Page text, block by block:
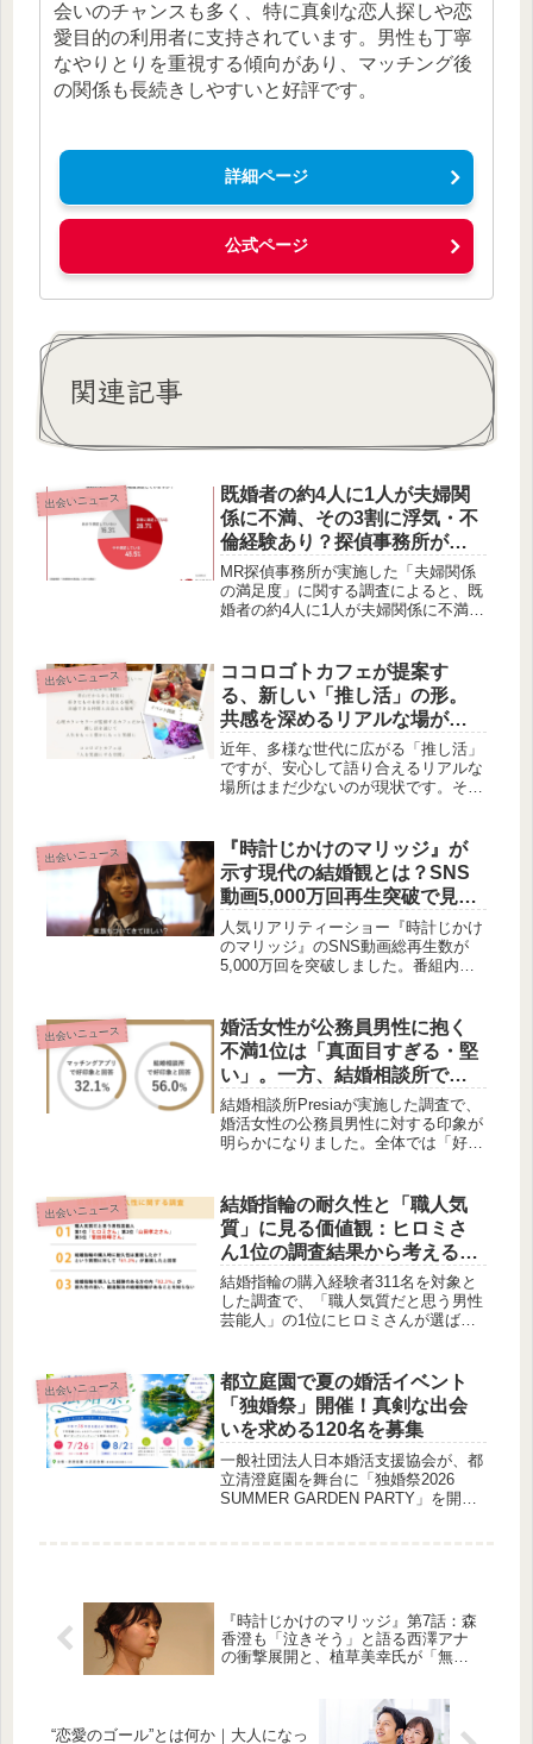
会いのチャンスも多く、特に真剣な恋人探しや恋
愛目的の利用者に支持されています。男性も丁寧
なやりとりを重視する傾向があり、マッチング後
の関係も長続きしやすいと好評です。
詳細ページ
公式ページ
関連記事
出会いニュース
既婚者の約4人に1人が夫婦関
係に不満、その3割に浮気・不
倫経験あり？探偵事務所が調
査結果を発表
MR探偵事務所が実施した「夫婦関係
の満足度」に関する調査によると、既
婚者の約4人に1人が夫婦関係に不満を
間のコミュニケーションやスキンシッ
プの重要性について考察します。
出会いニュース
ココロゴトカフェが提案す
る、新しい「推し活」の形。
共感を深めるリアルな場が誕
生
近年、多様な世代に広がる「推し活」
ですが、安心して語り合えるリアルな
場所はまだ少ないのが現状です。そん
ち合える新しいコミュニティを提供し
ます。貸切利用からオリジナルメニュ
ーまで、充実したサポートで、あなた
の推し活をより豊かにする提案です。
出会いニュース
『時計じかけのマリッジ』が
示す現代の結婚観とは？SNS
動画5,000万回再生突破で見え
てきた夫婦の選択
人気リアリティーショー『時計じかけ
のマリッジ』のSNS動画総再生数が
5,000万回を突破しました。番組内で
り合わせに関する現代の多様な考え方
が浮き彫りになっています。
出会いニュース
婚活女性が公務員男性に抱く
不満1位は「真面目すぎる・堅
い」。一方、結婚相談所では
好印象率56.0%――マッチング
アプリの32.1%と約24ポイント
差がついた理由とは？
結婚相談所Presiaが実施した調査で、
婚活女性の公務員男性に対する印象が
明らかになりました。全体では「好印
24ポイントもの差があることが判明。
ネガティブな印象の1位は「真面目す
ぎる・堅い」でした。
出会いニュース
結婚指輪の耐久性と「職人気
質」に見る価値観：ヒロミさ
ん1位の調査結果から考える一
生の選択
結婚指輪の購入経験者311名を対象と
した調査で、「職人気質だと思う男性
芸能人」の1位にヒロミさんが選ばれ
性を重視している一方で、その品質を
支える「鍛造製法」の認知度が低いと
いう実態が明らかになりました。賢作
が、この調査結果を紐解きながら、結
婚指輪選びにおける大切な視点につい
て語ります。
出会いニュース
都立庭園で夏の婚活イベント
「独婚祭」開催！真剣な出会
いを求める120名を募集
一般社団法人日本婚活支援協会が、都
立清澄庭園を舞台に「独婚祭2026
SUMMER GARDEN PARTY」を開催
『時計じかけのマリッジ』第7話：森
香澄も「泣きそう」と語る西澤アナ
の衝撃展開と、植草美幸氏が「無
“恋愛のゴール”とは何か｜大人になっ